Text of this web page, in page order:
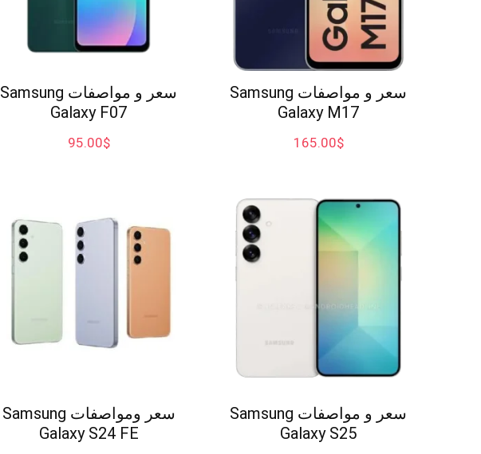
سعر و مواصفات Samsung
Galaxy M17
$
165.00
سعر و مواصفات Samsung
Galaxy F07
$
95.00
سعر و مواصفات Samsung
Galaxy S25
سعر ومواصفات Samsung
Galaxy S24 FE